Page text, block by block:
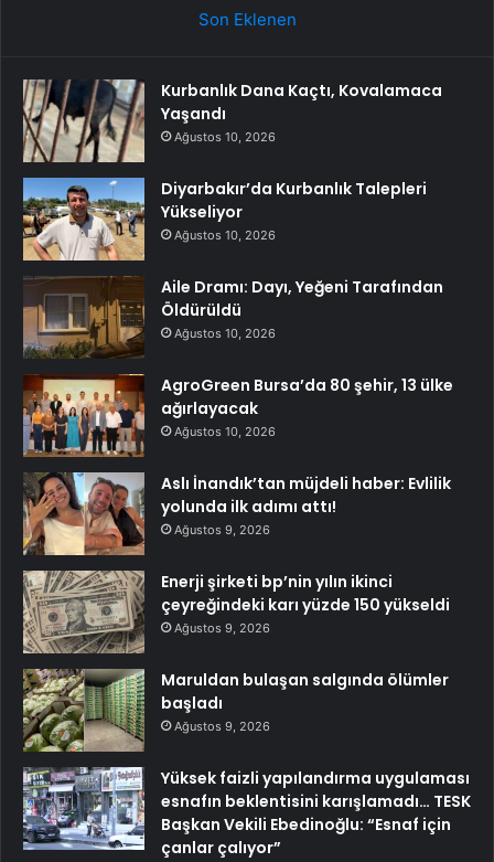
Son Eklenen
Kurbanlık Dana Kaçtı, Kovalamaca
Yaşandı
Ağustos 10, 2026
Diyarbakır’da Kurbanlık Talepleri
Yükseliyor
Ağustos 10, 2026
Aile Dramı: Dayı, Yeğeni Tarafından
Öldürüldü
Ağustos 10, 2026
AgroGreen Bursa’da 80 şehir, 13 ülke
ağırlayacak
Ağustos 10, 2026
Aslı İnandık’tan müjdeli haber: Evlilik
yolunda ilk adımı attı!
Ağustos 9, 2026
Enerji şirketi bp’nin yılın ikinci
çeyreğindeki karı yüzde 150 yükseldi
Ağustos 9, 2026
Maruldan bulaşan salgında ölümler
başladı
Ağustos 9, 2026
Yüksek faizli yapılandırma uygulaması
esnafın beklentisini karışlamadı… TESK
Başkan Vekili Ebedinoğlu: “Esnaf için
çanlar çalıyor”